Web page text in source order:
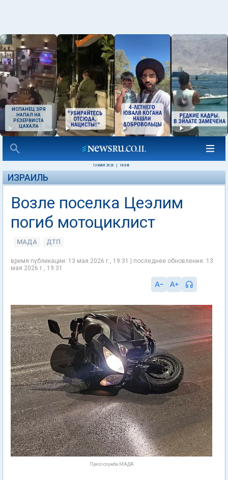
ИСПАНЕЦ ЗРЯ
НАПАЛ НА
РЕЗЕРВИСТА
ЦАХАЛА
13 МАЯ 2026 14:08
ИЗРАИЛЬ
Возле поселка Цеэлим
погиб мотоциклист
МАДА ДТП
время публикации: 13 мая 2026 г., 19:31 | последнее обновление: 13
мая 2026 г., 19:31
Пресс-служба МАДА